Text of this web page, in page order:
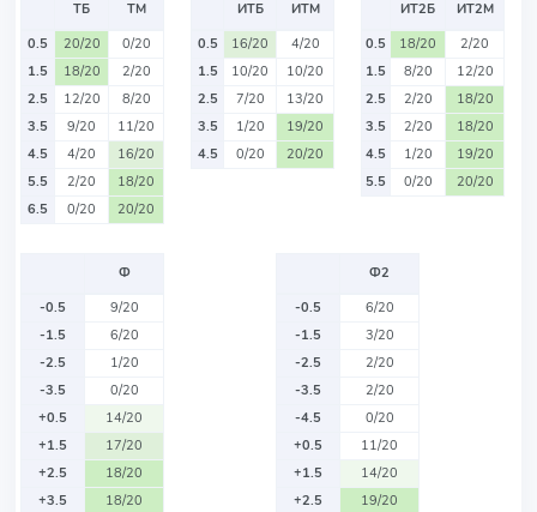
ТБ
ТМ
0.5
20/20
0/20
1.5
18/20
2/20
2.5
12/20
8/20
3.5
9/20
11/20
4.5
4/20
16/20
5.5
2/20
18/20
6.5
0/20 20/20
ИТБ
ИТМ
0.5
16/20
4/20
1.5
10/20
10/20
2.5
7/20
13/20
3.5
1/20
19/20
4.5
0/20 20/20
ИТ2Б
ИТ2М
0.5
18/20
2/20
1.5
8/20
12/20
2.5
2/20
18/20
3.5
2/20
18/20
4.5
1/20
19/20
5.5
0/20 20/20
Ф
-0.5
9/20
-1.5
6/20
-2.5
1/20
-3.5
0/20
+0.5
14/20
+1.5
17/20
+2.5
18/20
+3.5
18/20
Ф2
-0.5
6/20
-1.5
3/20
-2.5
2/20
-3.5
2/20
-4.5
0/20
+0.5
11/20
+1.5
14/20
+2.5
19/20